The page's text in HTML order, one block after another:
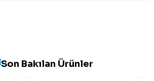
Son Bakılan Ürünler